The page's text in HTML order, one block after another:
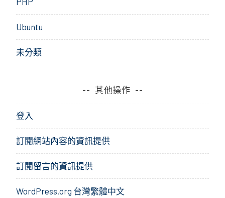
Ubuntu
未分類
其他操作
登入
訂閱網站內容的資訊提供
訂閱留言的資訊提供
WordPress.org 台灣繁體中文